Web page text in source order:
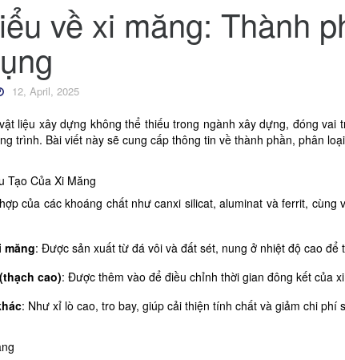
về xi măng: Thành
12, April, 2025
liệu xây dựng không thể thiếu trong ngành xây dựng, đóng
trình. Bài viết này sẽ cung cấp thông tin về thành phần, phân
Tạo Của Xi Măng
của các khoáng chất như canxi silicat, aluminat và ferrit,
măng: Được sản xuất từ đá vôi và đất sét, nung ở nhiệt độ cao để
cao): Được thêm vào để điều chỉnh thời gian đông kết của
: Như xỉ lò cao, tro bay, giúp cải thiện tính chất và giảm chi phí